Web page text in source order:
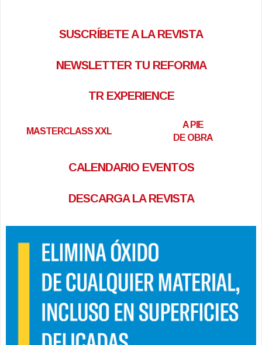
SUSCRÍBETE A LA REVISTA
NEWSLETTER TU REFORMA
TR EXPERIENCE
MASTERCLASS XXL
A PIE
DE OBRA
CALENDARIO EVENTOS
DESCARGA LA REVISTA